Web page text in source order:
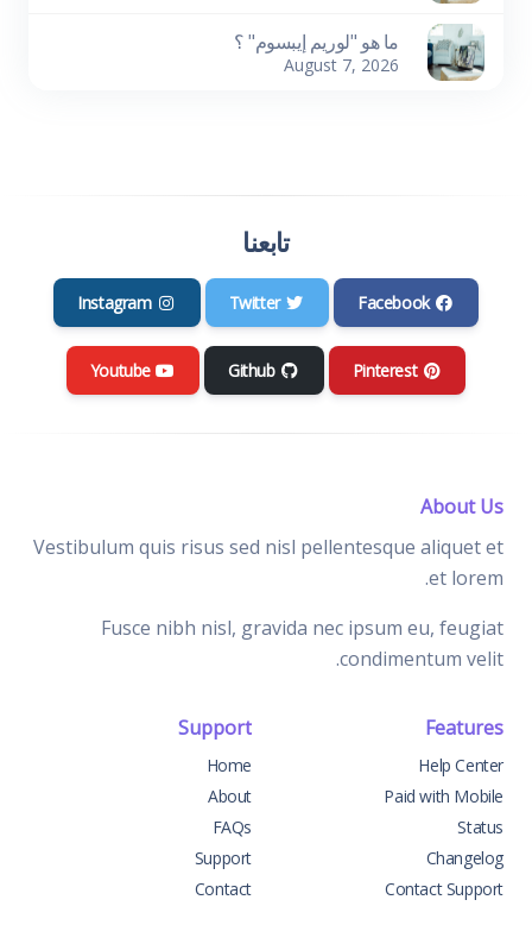
ما هو "لوريم إيبسوم" ؟
August 7, 2026
تابعنا
Facebook
Twitter
Instagram
Pinterest
Github
Youtube
About Us
Vestibulum quis risus sed nisl pellentesque aliquet et
et lorem.
Fusce nibh nisl, gravida nec ipsum eu, feugiat
condimentum velit.
Features
Help Center
Paid with Mobile
Status
Changelog
Contact Support
Support
Home
About
FAQs
Support
Contact